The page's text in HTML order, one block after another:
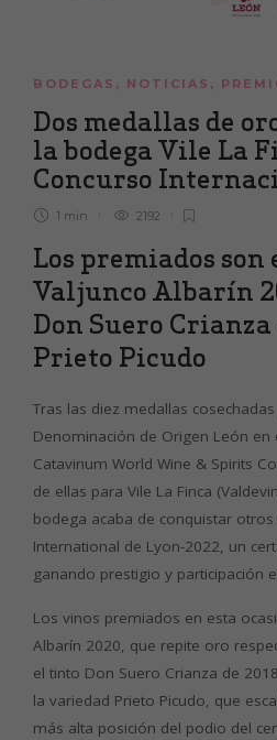
BODEGAS , NOTICIAS ,
Dos medallas de
la bodega Vile La
Concurso
1 min 2192
Los premiados son
Valjunco Albarín
Don Suero Crianza
Prieto Picudo
Tras las diez medallas
Denominación de Origen León en
Catavinum World Wine & Spirits
de ellas para Vile La Finca
bodega acaba de conquistar
International de Lyon-2022, un
ganando prestigio y participación
Los vinos premiados en esta
Albarín 2020, que repite oro
el tinto Don Suero Crianza de 2018
la variedad Prieto Picudo, que
más alta posición del podio del